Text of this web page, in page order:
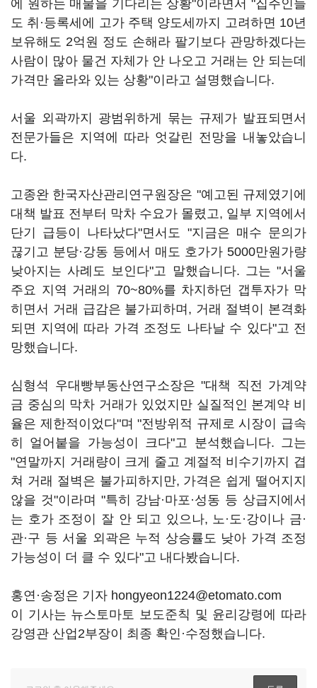
에 원하는 매물을 기다리는 상황"이라면서 "집주인들
도 취·등록세에 고가 주택 양도세까지 고려하면 10년
보유해도 2억원 정도 손해라 팔기보다 관망하겠다는
사람이 많아 물건 자체가 안 나오고 거래는 안 되는데
가격만 올라와 있는 상황"이라고 설명했습니다.
서울 외곽까지 광범위하게 묶는 규제가 발표되면서
전문가들은 지역에 따라 엇갈린 전망을 내놓았습니
다.
고종완 한국자산관리연구원장은 "예고된 규제였기에
대책 발표 전부터 막차 수요가 몰렸고, 일부 지역에서
단기 급등이 나타났다"면서도 "지금은 매수 문의가
끊기고 분당·강동 등에서 매도 호가가 5000만원가량
낮아지는 사례도 보인다"고 말했습니다. 그는 "서울
주요 지역 거래의 70~80%를 차지하던 갭투자가 막
히면서 거래 급감은 불가피하며, 거래 절벽이 본격화
되면 지역에 따라 가격 조정도 나타날 수 있다"고 전
망했습니다.
심형석 우대빵부동산연구소장은 "대책 직전 가계약
금 중심의 막차 거래가 있었지만 실질적인 본계약 비
율은 제한적이었다"며 "전방위적 규제로 시장이 급속
히 얼어붙을 가능성이 크다"고 분석했습니다. 그는
"연말까지 거래량이 크게 줄고 계절적 비수기까지 겹
쳐 거래 절벽은 불가피하지만, 가격은 쉽게 떨어지지
않을 것"이라며 "특히 강남·마포·성동 등 상급지에서
는 호가 조정이 잘 안 되고 있으나, 노·도·강이나 금·
관·구 등 서울 외곽은 누적 상승률도 낮아 가격 조정
가능성이 더 클 수 있다"고 내다봤습니다.
홍연·송정은 기자 hongyeon1224@etomato.com
이 기사는 뉴스토마토 보도준칙 및 윤리강령에 따라
강영관 산업2부장이 최종 확인·수정했습니다.